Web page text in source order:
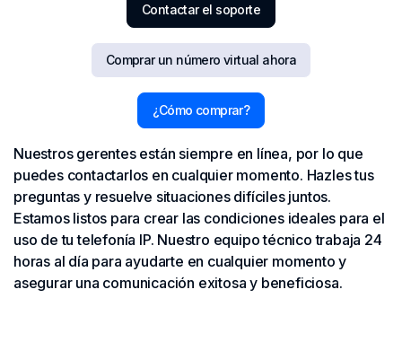
Contactar el soporte
Comprar un número virtual ahora
¿Cómo comprar?
Nuestros gerentes están siempre en línea, por lo que
puedes contactarlos en cualquier momento. Hazles tus
preguntas y resuelve situaciones difíciles juntos.
Estamos listos para crear las condiciones ideales para el
uso de tu telefonía IP. Nuestro equipo técnico trabaja 24
horas al día para ayudarte en cualquier momento y
asegurar una comunicación exitosa y beneficiosa.